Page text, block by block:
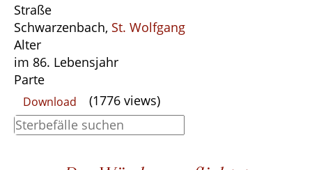
Straße
Schwarzenbach, St. Wolfgang
Alter
im 86. Lebensjahr
Parte
Download (1776 views)